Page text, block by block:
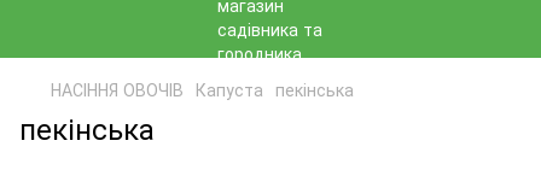
НАСІННЯ ОВОЧІВ Капуста пекінська
пекінська